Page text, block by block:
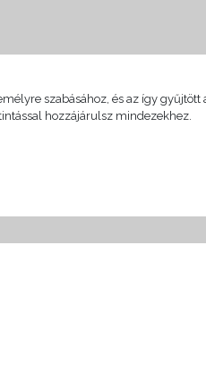
szabásához, és az így
hozzájárulsz mindezekhez.